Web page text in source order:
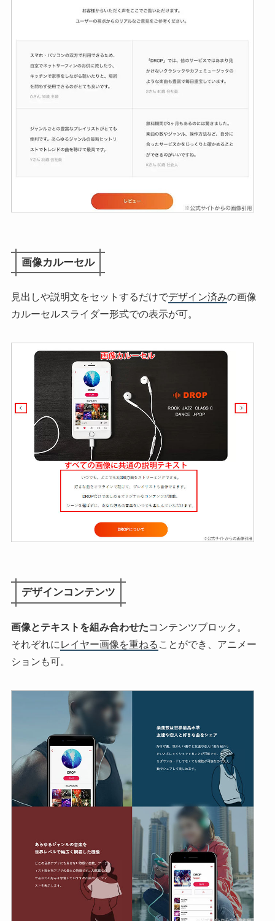
画像カルーセル
見出しや説明文をセットするだけでデザイン済みの画像
カルーセルスライダー形式での表示が可。
デザインコンテンツ
画像とテキストを組み合わせたコンテンツブロック。
それぞれに レイヤー画像を重ねる ことができ、アニメー
ションも可。